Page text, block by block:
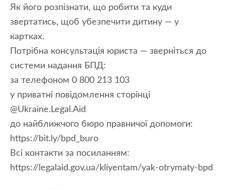
Як його розпізнати, що робити та куди
звертатись, щоб убезпечити дитину — у
картках.
Потрібна консультація юриста — зверніться до
системи надання БПД:
за телефоном 0 800 213 103
у приватні повідомлення сторінці
@Ukraine.Legal.Aid
до найближчого бюро правничої допомоги:
https://bit.ly/bpd_buro
Всі контакти за посиланням:
https://legalaid.gov.ua/kliyentam/yak-otrymaty-bpd